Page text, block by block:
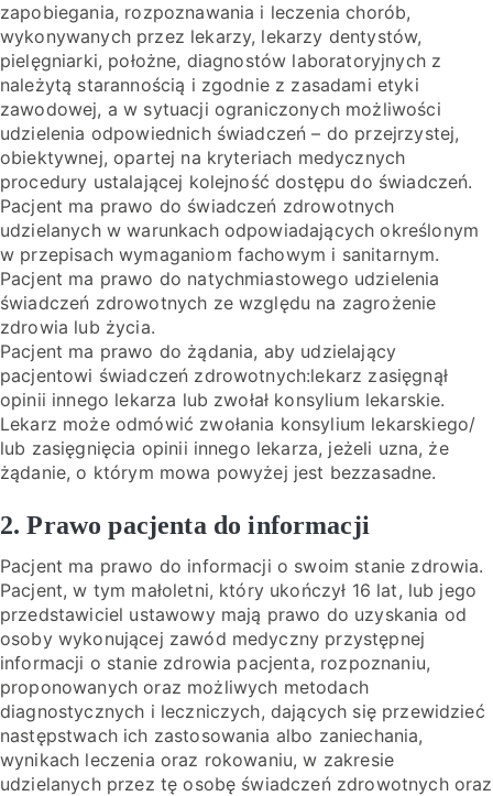
zapobiegania, rozpoznawania i leczenia chorób,
wykonywanych przez lekarzy, lekarzy dentystów,
pielęgniarki, położne, diagnostów laboratoryjnych z
należytą starannością i zgodnie z zasadami etyki
zawodowej, a w sytuacji ograniczonych możliwości
udzielenia odpowiednich świadczeń – do przejrzystej,
obiektywnej, opartej na kryteriach medycznych
procedury ustalającej kolejność dostępu do świadczeń.
Pacjent ma prawo do świadczeń zdrowotnych
udzielanych w warunkach odpowiadających określonym
w przepisach wymaganiom fachowym i sanitarnym.
Pacjent ma prawo do natychmiastowego udzielenia
świadczeń zdrowotnych ze względu na zagrożenie
zdrowia lub życia.
Pacjent ma prawo do żądania, aby udzielający
pacjentowi świadczeń zdrowotnych:lekarz zasięgnął
opinii innego lekarza lub zwołał konsylium lekarskie.
Lekarz może odmówić zwołania konsylium lekarskiego/
lub zasięgnięcia opinii innego lekarza, jeżeli uzna, że
żądanie, o którym mowa powyżej jest bezzasadne.
2. Prawo pacjenta do informacji
Pacjent ma prawo do informacji o swoim stanie zdrowia.
Pacjent, w tym małoletni, który ukończył 16 lat, lub jego
przedstawiciel ustawowy mają prawo do uzyskania od
osoby wykonującej zawód medyczny przystępnej
informacji o stanie zdrowia pacjenta, rozpoznaniu,
proponowanych oraz możliwych metodach
diagnostycznych i leczniczych, dających się przewidzieć
następstwach ich zastosowania albo zaniechania,
wynikach leczenia oraz rokowaniu, w zakresie
udzielanych przez tę osobę świadczeń zdrowotnych oraz